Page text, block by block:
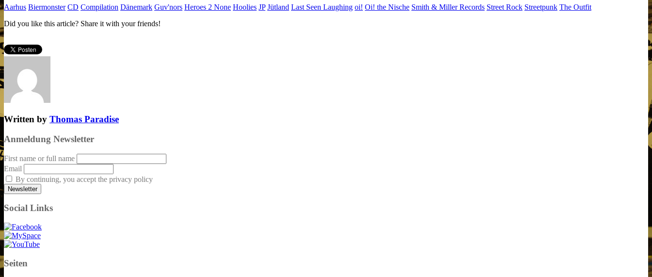
Aarhus Biermonster CD Compilation Dänemark Guv'nors Heroes 2 None Hoolies JP Jütland Last Seen Laughing oi! Oi! the Nische Smith & Miller Records Street Rock Streetpunk The Outfit
Did you like this article? Share it with your friends!
Written by Thomas Paradise
Anmeldung Newsletter
First name or full name
Email
By continuing, you accept the privacy policy
Social Links
Seiten